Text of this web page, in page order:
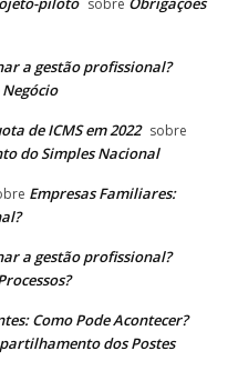
a gestão profissional?
de ICMS em 2022 sobre
do Simples Nacional
Empresas Familiares:
a gestão profissional?
Como Pode Acontecer?
dos Postes